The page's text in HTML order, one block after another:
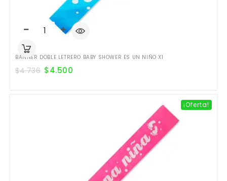
BANNER DOBLE LETRERO BABY SHOWER ES UN NIÑO X1
$4.736 $4.500
¡Oferta!